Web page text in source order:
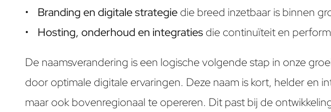
Branding en digitale strategie die breed inzetbaar is binnen
Hosting, onderhoud en integraties die continuïteit en
De naamsverandering is een logische volgende stap in onze
door optimale digitale ervaringen. Deze naam is kort, helder en
maar ook bovenregionaal te opereren. Dit past bij de